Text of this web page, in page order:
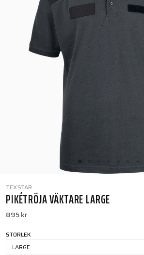
TEXSTAR
PIKÉTRÖJA VÄKTARE LARGE
895 kr
STORLEK
LARGE